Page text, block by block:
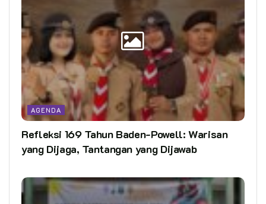
AGENDA
Refleksi 169 Tahun Baden-Powell: Warisan
yang Dijaga, Tantangan yang Dijawab